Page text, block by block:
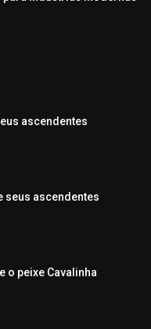
ascendentes
seus ascendentes
o peixe Cavalinha